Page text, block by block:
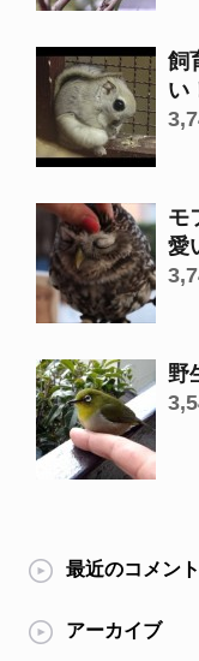
飼
い
モ
愛
野
最近のコメント
アーカイブ